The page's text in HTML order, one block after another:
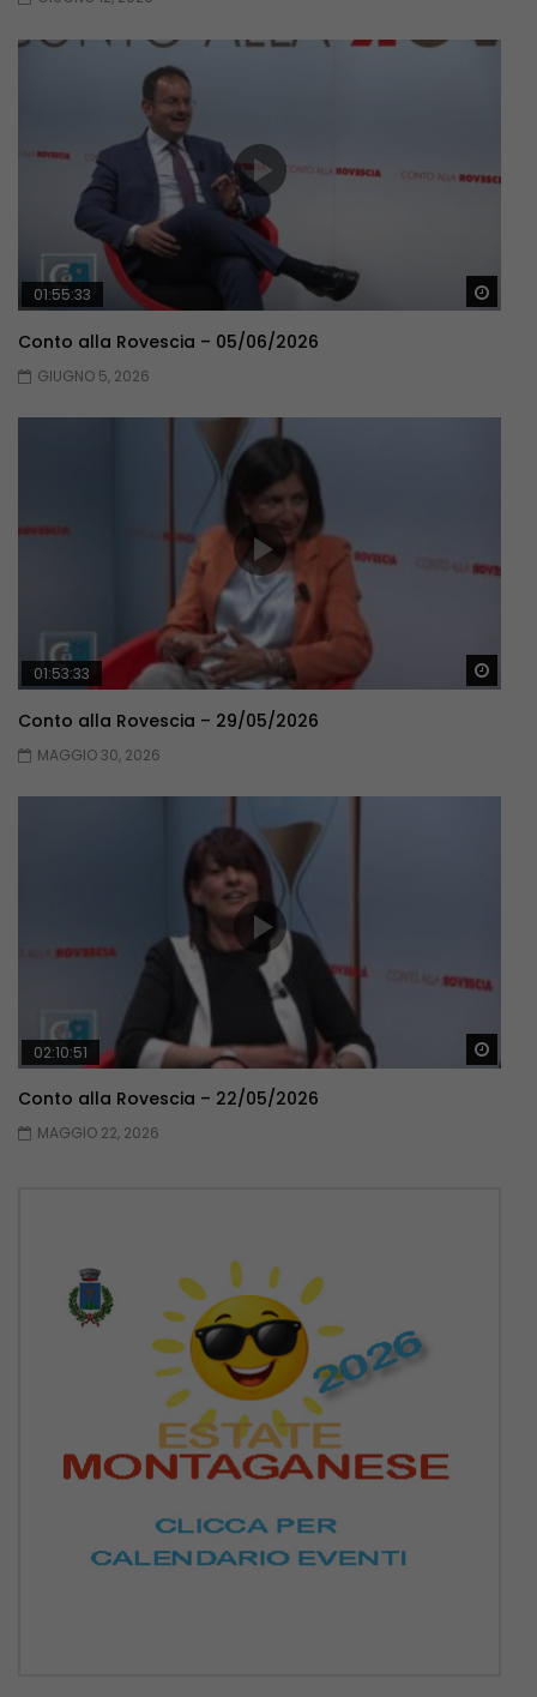
01:55:33
Conto alla Rovescia – 05/06/2026
GIUGNO 5, 2026
01:53:33
Conto alla Rovescia – 29/05/2026
MAGGIO 30, 2026
02:10:51
Conto alla Rovescia – 22/05/2026
MAGGIO 22, 2026